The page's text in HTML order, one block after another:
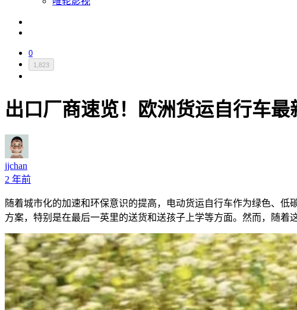
0
1,823
出口厂商速览！欧洲货运自行车最
jjchan
2 年前
随着城市化的加速和环保意识的提高，电动货运自行车作为绿色、
方案，特别是在最后一英里的送货和送孩子上学等方面。然而，随着